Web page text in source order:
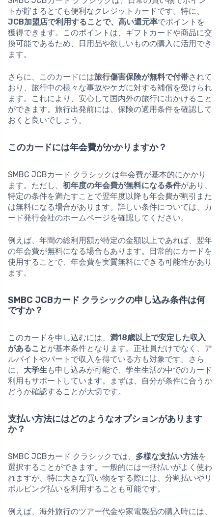
トが貯まるとても便利なクレジットカードです。特に、
JCB加盟店で利用することで、高い還元率でポイントを
獲得できます。このポイントは、ギフトカードや商品に交
換可能であるため、日用品や欲しいものの購入に活用でき
ます。
さらに、このカードには旅行傷害保険が無料で付帯されて
おり、旅行中の様々な事故やケガに対する補償を受けられ
ます。これにより、安心して国内外の旅行に出かけること
ができます。旅行出発前には、保険の適用条件を確認して
おくと良いでしょう。
このカードには年会費がかかりますか？
SMBC JCBカード クラシックは年会費が基本的にかかり
ます。ただし、 初年度の年会費が無料になる条件があり、
特定の条件を満たすことで翌年度以降も年会費が割引また
は無料になる場合があります。詳しい条件については、カ
ード発行会社のホームページを確認してください。
例えば、年間の総利用額が特定の金額以上であれば、翌年
の年会費が無料になる場合もあります。日常的にカードを
使用することで、年会費を実質無料にできる可能性があり
ます。
SMBC JCBカード クラシックの申し込み条件は何
ですか？
このカードを申し込むには、 満18歳以上で安定した収入
があることが基本条件となります。正社員だけでなく、ア
ルバイトやパートで収入を得ている方も対象です。さら
に、 大学生も申し込みが可能で、学生生活の中でのカード
利用もサポートしています。まずは、自分が条件に合うか
どうか確認することが大切です。
支払い方法にはどのようなオプションがあります
か？
SMBC JCBカード クラシックでは、 多様な支払い方法を
選択することができます。一般的には一括払いがよく使わ
れますが、特に大きな買い物をする際には、分割払いやリ
ボルビング払いを利用することも可能です。
例えば、海外旅行のツアー代金や家電製品の購入時には、